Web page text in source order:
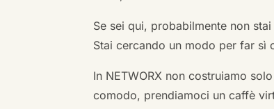
Se sei qui, probabilmente non
Stai cercando un modo per far sì
In NETWORX non costruiamo
comodo, prendiamoci un caffè